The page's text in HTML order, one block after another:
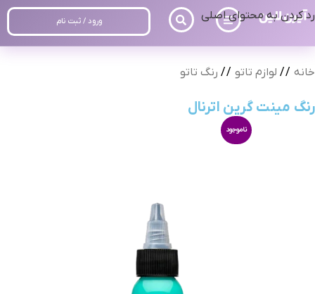
رد کردن به محتوای اصلی ورود / ثبت نام
خانه / لوازم تاتو / رنگ تاتو
رنگ مینت گرین اترنال
ناموجود